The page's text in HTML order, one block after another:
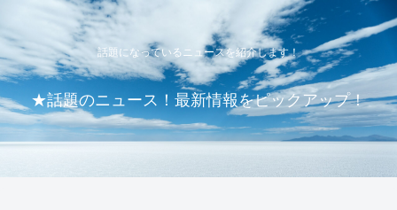
話題になっているニュースを紹介します！
★話題のニュース！最新情報をピックアップ！